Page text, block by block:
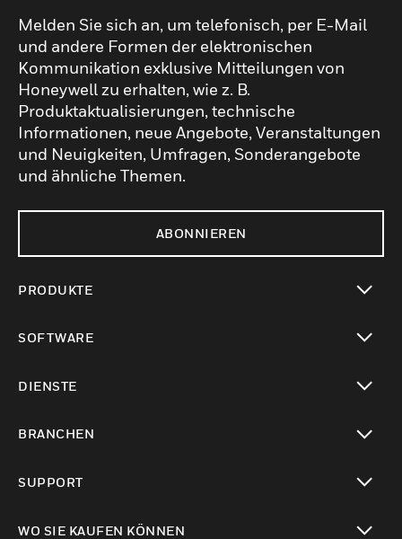
Melden Sie sich an, um telefonisch, per E-Mail
und andere Formen der elektronischen
Kommunikation exklusive Mitteilungen von
Honeywell zu erhalten, wie z. B.
Produktaktualisierungen, technische
Informationen, neue Angebote, Veranstaltungen
und Neuigkeiten, Umfragen, Sonderangebote
und ähnliche Themen.
ABONNIEREN
PRODUKTE
SOFTWARE
DIENSTE
BRANCHEN
SUPPORT
WO SIE KAUFEN KÖNNEN